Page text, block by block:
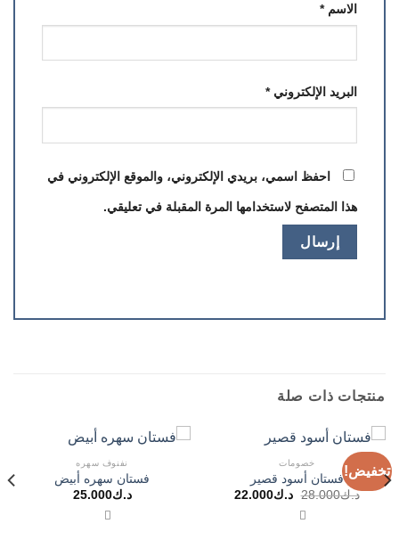
الاسم*
البريد الإلكتروني*
احفظ اسمي، بريدي الإلكتروني، والموقع الإلكتروني في
هذا المتصفح لاستخدامها المرة المقبلة في تعليقي.
منتجات ذات صلة
تخفيض!
خصومات
فستان أسود قصير
د.ك28.000 السعر
د.ك22.000السعر
نفنوف سهره
فستان سهره أبيض
د.ك25.000